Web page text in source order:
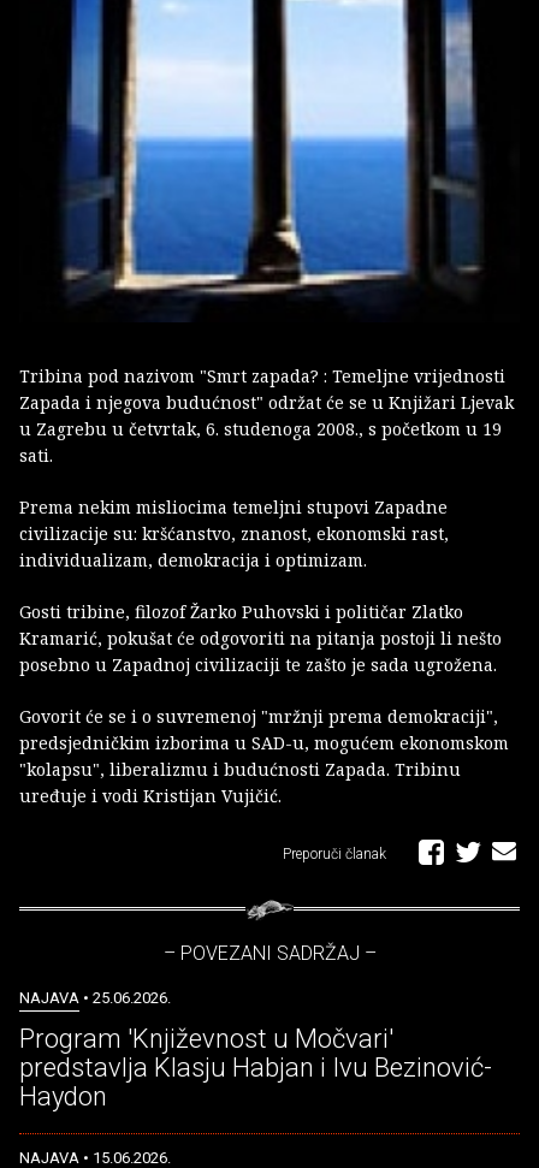
Tribina pod nazivom "Smrt zapada? : Temeljne vrijednosti
Zapada i njegova budućnost" održat će se u Knjižari Ljevak
u Zagrebu u četvrtak, 6. studenoga 2008., s početkom u 19
sati.
Prema nekim misliocima temeljni stupovi Zapadne
civilizacije su: kršćanstvo, znanost, ekonomski rast,
individualizam, demokracija i optimizam.
Gosti tribine, filozof Žarko Puhovski i političar Zlatko
Kramarić, pokušat će odgovoriti na pitanja postoji li nešto
posebno u Zapadnoj civilizaciji te zašto je sada ugrožena.
Govorit će se i o suvremenoj "mržnji prema demokraciji",
predsjedničkim izborima u SAD-u, mogućem ekonomskom
"kolapsu", liberalizmu i budućnosti Zapada. Tribinu
uređuje i vodi Kristijan Vujičić.
Preporuči članak
– POVEZANI SADRŽAJ –
NAJAVA • 25.06.2026.
Program 'Književnost u Močvari'
predstavlja Klasju Habjan i Ivu Bezinović-
Haydon
NAJAVA • 15.06.2026.